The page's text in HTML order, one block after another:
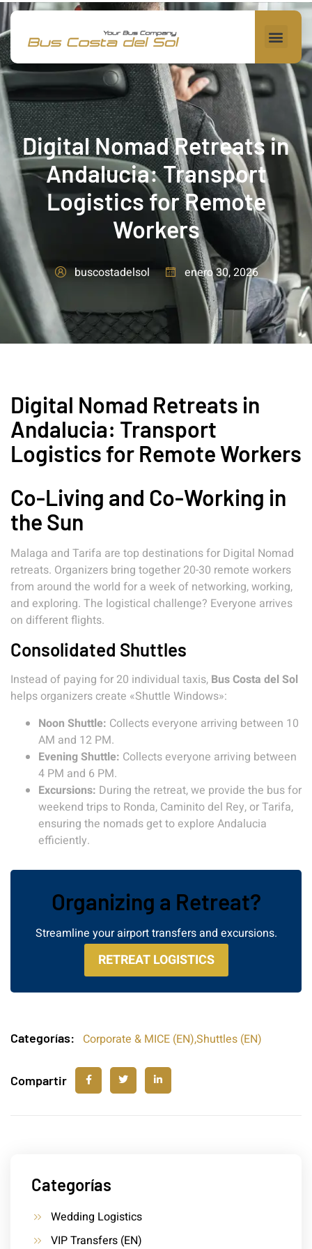
Digital Nomad Retreats in
Andalucia: Transport
Logistics for Remote
Workers
buscostadelsol enero 30, 2026
Categorías
Wedding Logistics
VIP Transfers (EN)
Digital Nomad Retreats in
Andalucia: Transport
Logistics for Remote Workers
Co-Living and Co-Working in
the Sun
Malaga and Tarifa are top destinations for Digital Nomad
retreats. Organizers bring together 20-30 remote workers
from around the world for a week of networking, working,
and exploring. The logistical challenge? Everyone arrives
on different flights.
Consolidated Shuttles
Instead of paying for 20 individual taxis, Bus Costa del Sol
helps organizers create «Shuttle Windows»:
Noon Shuttle: Collects everyone arriving between 10
AM and 12 PM.
Evening Shuttle: Collects everyone arriving between
4 PM and 6 PM.
Excursions: During the retreat, we provide the bus for
weekend trips to Ronda, Caminito del Rey, or Tarifa,
ensuring the nomads get to explore Andalucia
efficiently.
Organizing a Retreat?
Streamline your airport transfers and excursions.
RETREAT LOGISTICS
Categorías: Corporate & MICE (EN),Shuttles (EN)
Compartir